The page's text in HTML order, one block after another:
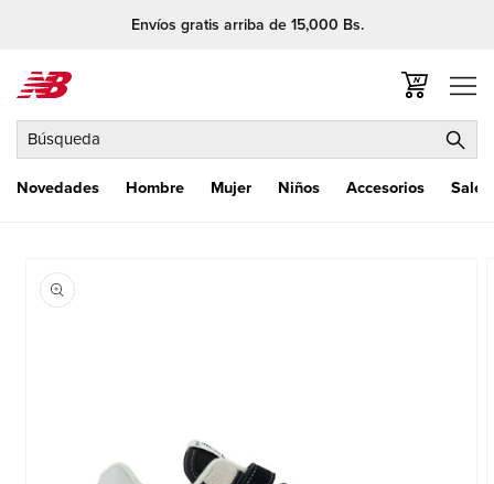
Envíos gratis arriba de 15,000 Bs.
Novedades Hombre Mujer Niños Accesorios Sale
Búsqueda
Carrito
a la
información